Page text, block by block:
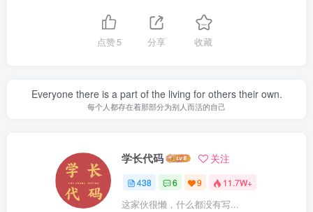
点赞5 分享 收藏
Everyone there is a part of the living for others their own.
每个人都存在着那部分为别人而活的自己
学长代码 关注
438 6 9 11.7W+
这家伙很懒，什么都没有写...